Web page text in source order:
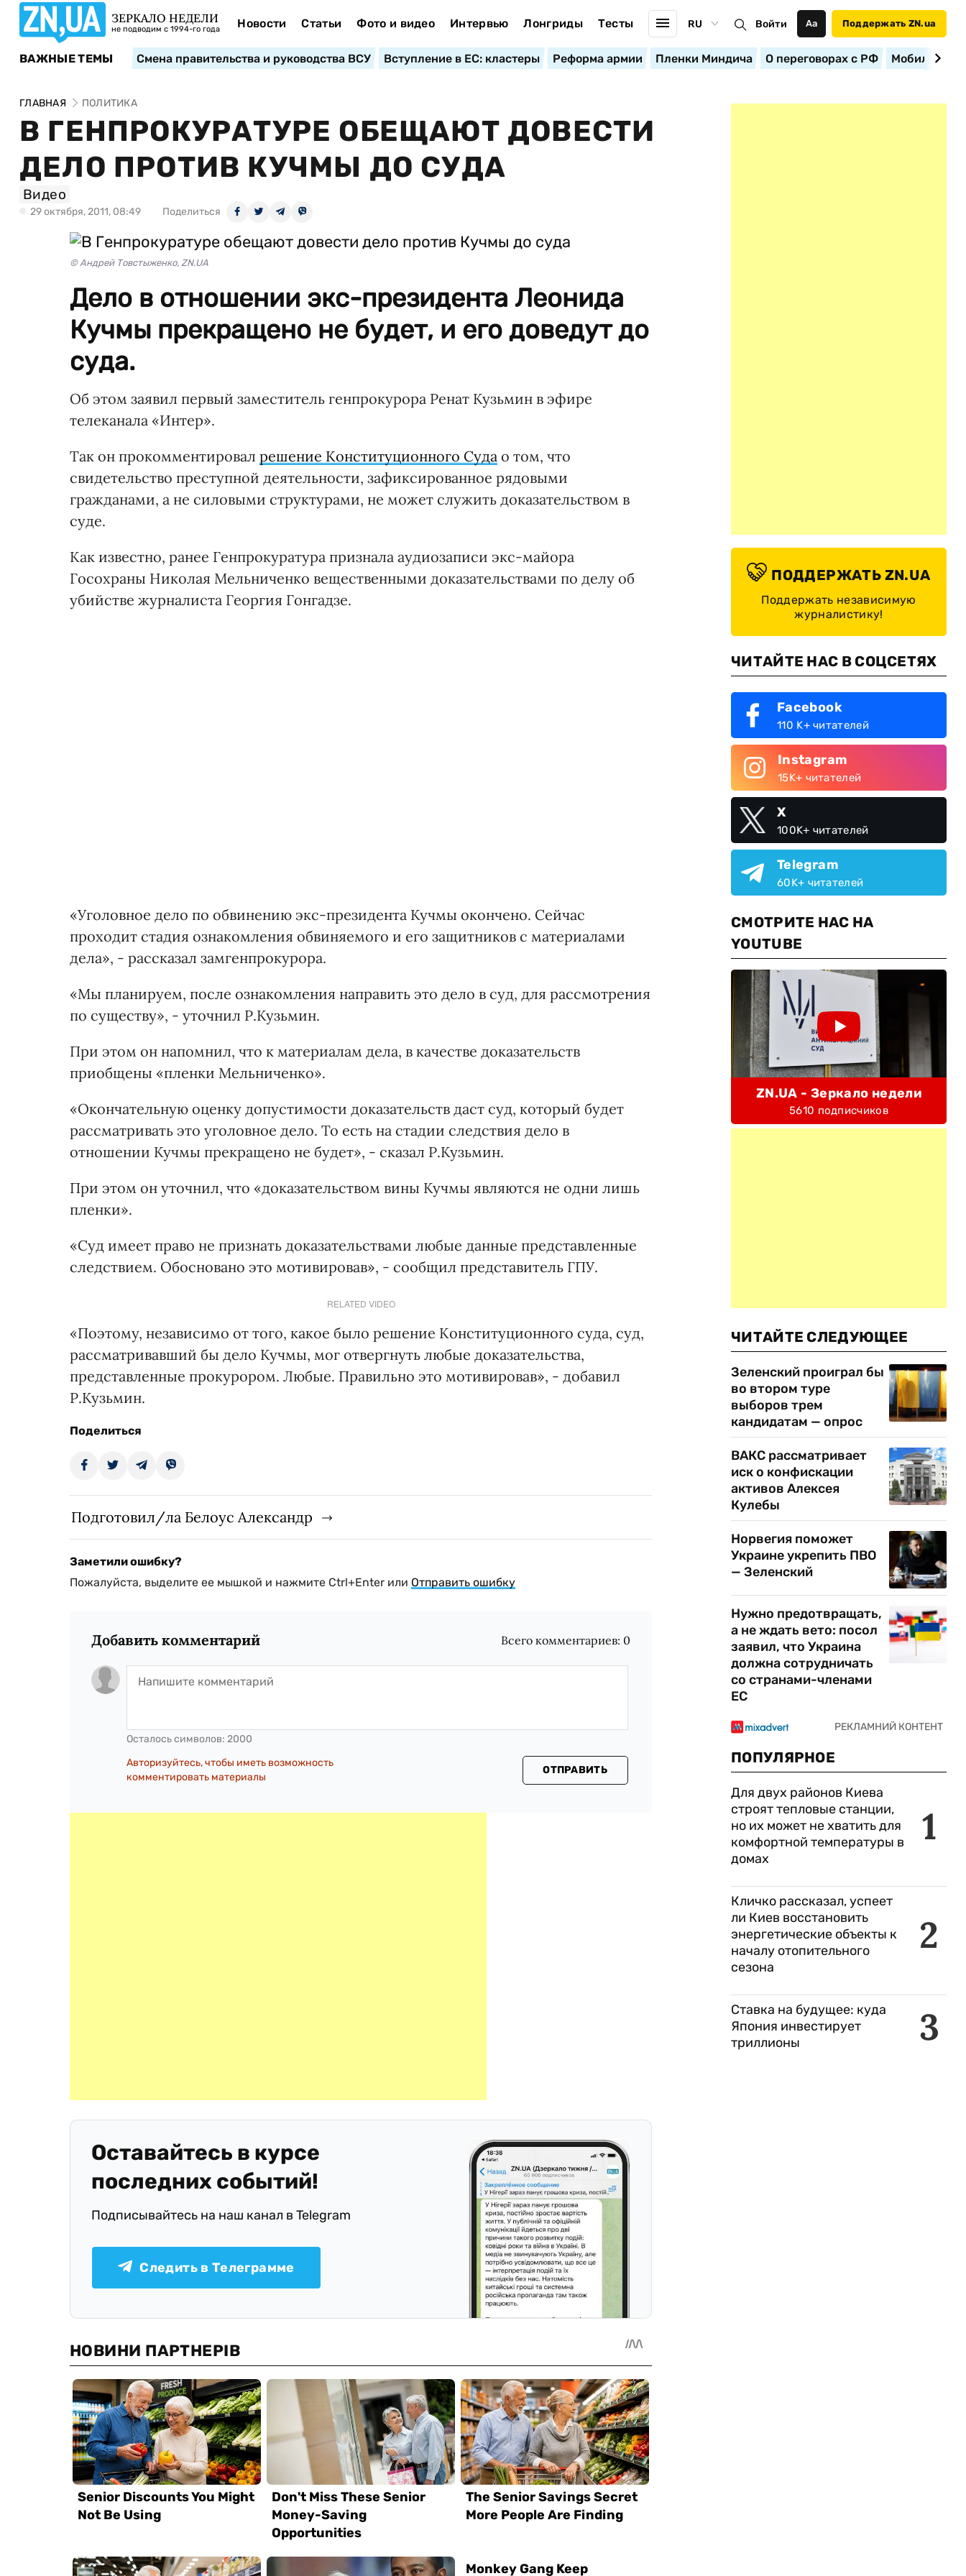
ЗЕРКАЛО НЕДЕЛИ
не подводим с 1994-го года Новости Статьи Фото и видео Интервью Лонгриды Тесты RU Войти Аа Поддержать ZN.ua
ВАЖНЫЕ ТЕМЫ Смена правительства и руководства ВСУ Вступление в ЕС: кластеры Реформа армии Пленки Миндича О переговорах с РФ
ГЛАВНАЯ ПОЛИТИКА
В ГЕНПРОКУРАТУРЕ ОБЕЩАЮТ ДОВЕСТИ
ДЕЛО ПРОТИВ КУЧМЫ ДО СУДА
Видео
29 октября, 2011, 08:49 Поделиться
© Андрей Товстыженко, ZN.UA
Дело в отношении экс-президента Леонида
Кучмы прекращено не будет, и его доведут до
суда.
Об этом заявил первый заместитель генпрокурора Ренат Кузьмин в эфире
телеканала «Интер».
Так он прокомментировал решение Конституционного Суда о том, что
свидетельство преступной деятельности, зафиксированное рядовыми
гражданами, а не силовыми структурами, не может служить доказательством в
суде.
Как известно, ранее Генпрокуратура признала аудиозаписи экс-майора
Госохраны Николая Мельниченко вещественными доказательствами по делу об
убийстве журналиста Георгия Гонгадзе.
«Уголовное дело по обвинению экс-президента Кучмы окончено. Сейчас
проходит стадия ознакомления обвиняемого и его защитников с материалами
дела», - рассказал замгенпрокурора.
«Мы планируем, после ознакомления направить это дело в суд, для рассмотрения
по существу», - уточнил Р.Кузьмин.
При этом он напомнил, что к материалам дела, в качестве доказательств
приобщены «пленки Мельниченко».
«Окончательную оценку допустимости доказательств даст суд, который будет
рассматривать это уголовное дело. То есть на стадии следствия дело в
отношении Кучмы прекращено не будет», - сказал Р.Кузьмин.
При этом он уточнил, что «доказательством вины Кучмы являются не одни лишь
пленки».
«Суд имеет право не признать доказательствами любые данные представленные
следствием. Обосновано это мотивировав», - сообщил представитель ГПУ.
RELATED VIDEO
«Поэтому, независимо от того, какое было решение Конституционного суда, суд,
рассматривавший бы дело Кучмы, мог отвергнуть любые доказательства,
представленные прокурором. Любые. Правильно это мотивировав», - добавил
Р.Кузьмин.
Поделиться
Подготовил/ла Белоус Александр
Заметили ошибку?
Пожалуйста, выделите ее мышкой и нажмите Ctrl+Enter или Отправить ошибку
Добавить комментарий Всего комментариев: 0
Осталось символов: 2000
Авторизуйтесь, чтобы иметь возможность
комментировать материалы
ОТПРАВИТЬ
Оставайтесь в курсе
последних событий!
Подписывайтесь на наш канал в Telegram
Следить в Телеграмме
ПОДДЕРЖАТЬ ZN.UA
Поддержать независимую
журналистику!
ЧИТАЙТЕ НАС В СОЦСЕТЯХ
Facebook
110 K+ читателей
Instagram
15K+ читателей
X
100K+ читателей
Telegram
60K+ читателей
СМОТРИТЕ НАС НА
YOUTUBE
ZN.UA - Зеркало недели
5610 подписчиков
ЧИТАЙТЕ СЛЕДУЮЩЕЕ
Зеленский проиграл бы
во втором туре
выборов трем
кандидатам — опрос
ВАКС рассматривает
иск о конфискации
активов Алексея
Кулебы
Норвегия поможет
Украине укрепить ПВО
— Зеленский
Нужно предотвращать,
а не ждать вето: посол
заявил, что Украина
должна сотрудничать
со странами-членами
ЕС
ПОПУЛЯРНОЕ
1
Для двух районов Киева
строят тепловые станции,
но их может не хватить для
комфортной температуры в
домах
2
Кличко рассказал, успеет
ли Киев восстановить
энергетические объекты к
началу отопительного
сезона
3
Ставка на будущее: куда
Япония инвестирует
триллионы